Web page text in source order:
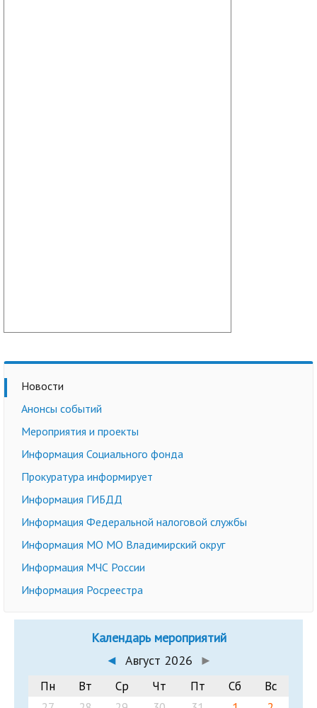
Новости
Анонсы событий
Мероприятия и проекты
Информация Социального фонда
Прокуратура информирует
Информация ГИБДД
Информация Федеральной налоговой службы
Информация МО МО Владимирский округ
Информация МЧС России
Информация Росреестра
Календарь мероприятий
◄ Август 2026 ►
Пн Вт Ср Чт Пт Сб
Вс